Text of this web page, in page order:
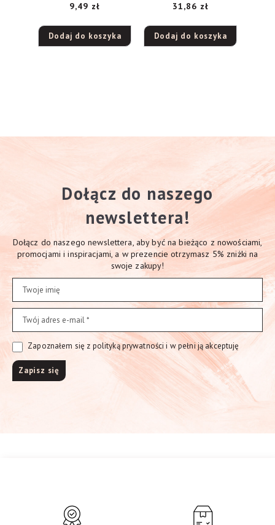
9,49 zł
Dodaj do koszyka
twarzy, 200 ml
31,86 zł
Dodaj do koszyka
Dołącz do naszego
newslettera!
Dołącz do naszego newslettera, aby być na bieżąco z nowościami,
promocjami i inspiracjami, a w prezencie otrzymasz 5% zniżki na
swoje zakupy!
Zapoznałem się z polityką prywatności i w pełni ją akceptuję